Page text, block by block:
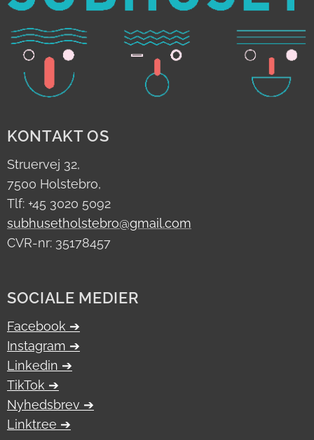
KONTAKT OS
Struervej 32,
7500 Holstebro,
Tlf: +45 3020 5092
subhusetholstebro@gmail.com
CVR-nr: 35178457
SOCIALE MEDIER
Facebook ➔
Instagram ➔
Linkedin ➔
TikTok ➔
Nyhedsbrev ➔
Linktr.ee ➔